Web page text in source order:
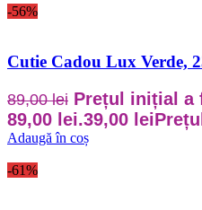
-56%
Cutie Cadou Lux Verde,
89,00lei Prețul inițial a
89,00 lei.39,00 lei
Adaugă în coș
-61%